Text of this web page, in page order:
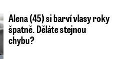
Alena (45) si barví vlasy roky
špatně. Děláte stejnou
chybu?